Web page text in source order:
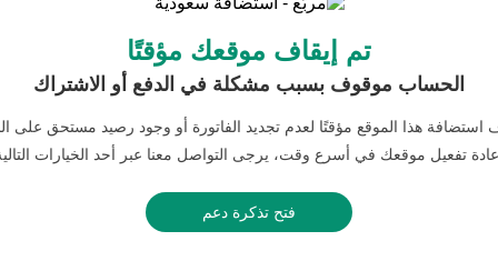
تم إيقاف موقعك مؤقتًا
الحساب موقوف بسبب مشكلة في الدفع أو الاشتراك
استضافة هذا الموقع مؤقتًا لعدم تجديد الفاتورة أو وجود رصيد مستحق على
تفعيل موقعك في أسرع وقت، يرجى التواصل معنا عبر أحد الخيارات
فتح تذكرة دعم